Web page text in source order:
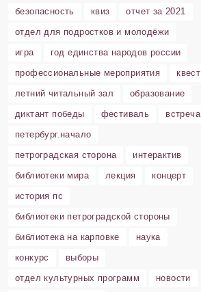
безопасность
квиз
отчет за 2021
отдел для подростков и молодёжи
игра
год единства народов россии
профессиональные мероприятия
квест
летний читальный зал
образование
диктант победы
фестиваль
встреча
петербург.начало
петроградская сторона
интерактив
библиотеки мира
лекция
концерт
история пс
библиотеки петроградской стороны
библиотека на карповке
наука
конкурс
выборы
отдел культурных программ
новости